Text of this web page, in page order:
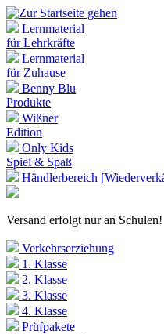
Lernmaterial
für Lehrkräfte
Lernmaterial
für Zuhause
Benny Blu
Produkte
Wißner
Edition
Only Kids
Spiel & Spaß
Händlerbereich
Versand erfolgt nur an Schulen!
Verkehrserziehung
1. Klasse
2. Klasse
3. Klasse
4. Klasse
Prüfpakete